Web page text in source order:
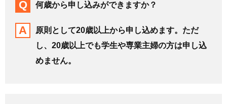
何歳から申し込みができますか？
原則として20歳以上から申し込めます。ただ
し、20歳以上でも学生や専業主婦の方は申し込
めません。